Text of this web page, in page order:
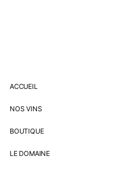
ACCUEIL
NOS VINS
BOUTIQUE
LE DOMAINE